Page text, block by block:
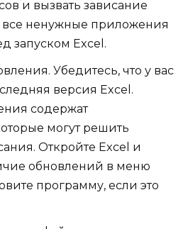
и вызвать зависание
все ненужные приложения
запуском Excel.
Убедитесь, что у вас
версия Excel.
содержат
могут решить
Откройте Excel и
обновлений в меню
программу, если это